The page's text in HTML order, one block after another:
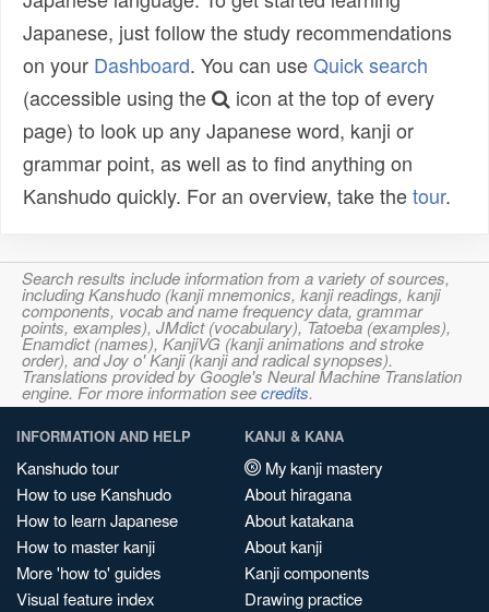
Japanese, just follow the study recommendations
on your Dashboard. You can useQuick search
(accessible using the
icon at the top of every
page) to look up any Japanese word, kanji or
grammar point, as well as to find anything on
Kanshudo quickly. For an overview, take thetour.
Search results include information from a variety of sources,
including Kanshudo (kanji mnemonics, kanji readings, kanji
components, vocab and name frequency data, grammar
points, examples), JMdict (vocabulary), Tatoeba (examples),
Enamdict (names), KanjiVG (kanji animations and stroke
order), and Joy o' Kanji (kanji and radical synopses).
Translations provided by Google's Neural Machine Translation
engine. For more information seecredits.
INFORMATION AND HELP
Kanshudo tour
How to use Kanshudo
How to learn Japanese
How to master kanji
More 'how to' guides
Visual feature index
KANJI & KANA
My kanji mastery
About hiragana
About katakana
About kanji
Kanji components
Drawing practice